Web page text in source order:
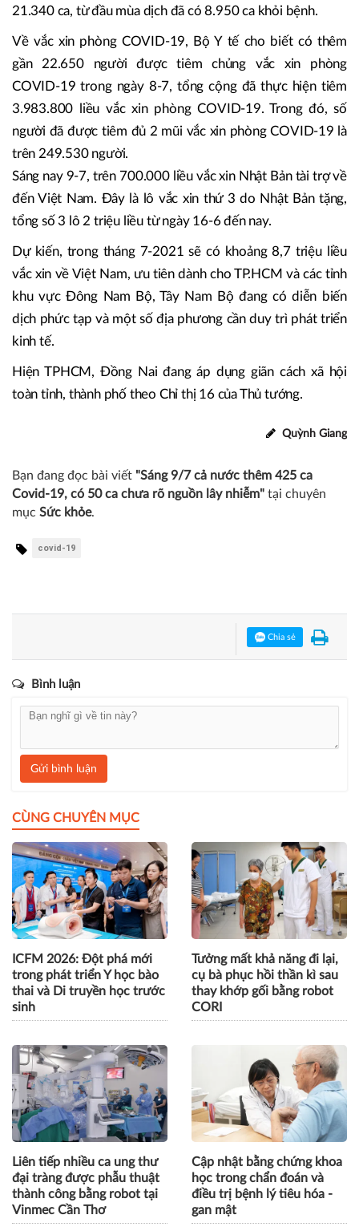
21.340 ca, từ đầu mùa dịch đã có 8.950 ca khỏi bệnh.
Về vắc xin phòng COVID-19, Bộ Y tế cho biết có thêm
gần 22.650 người được tiêm chủng vắc xin phòng
COVID-19 trong ngày 8-7, tổng cộng đã thực hiện tiêm
3.983.800 liều vắc xin phòng COVID-19. Trong đó, số
người đã được tiêm đủ 2 mũi vắc xin phòng COVID-19 là
trên 249.530 người.
Sáng nay 9-7, trên 700.000 liều vắc xin Nhật Bản tài trợ về
đến Việt Nam. Đây là lô vắc xin thứ 3 do Nhật Bản tặng,
tổng số 3 lô 2 triệu liều từ ngày 16-6 đến nay.
Dự kiến, trong tháng 7-2021 sẽ có khoảng 8,7 triệu liều
vắc xin về Việt Nam, ưu tiên dành cho TP.HCM và các tỉnh
khu vực Đông Nam Bộ, Tây Nam Bộ đang có diễn biến
dịch phức tạp và một số địa phương cần duy trì phát triển
kinh tế.
Hiện TPHCM, Đồng Nai đang áp dụng giãn cách xã hội
toàn tỉnh, thành phố theo Chỉ thị 16 của Thủ tướng.
Quỳnh Giang
Bạn đang đọc bài viết "Sáng 9/7 cả nước thêm 425 ca
Covid-19, có 50 ca chưa rõ nguồn lây nhiễm" tại chuyên
mục Sức khỏe.
covid-19
Chia sẻ
Bình luận
Gửi bình luận
CÙNG CHUYÊN MỤC
ICFM 2026: Đột phá mới
trong phát triển Y học bào
thai và Di truyền học trước
sinh
Tưởng mất khả năng đi lại,
cụ bà phục hồi thần kì sau
thay khớp gối bằng robot
CORI
Liên tiếp nhiều ca ung thư
đại tràng được phẫu thuật
thành công bằng robot tại
Vinmec Cần Thơ
Cập nhật bằng chứng khoa
học trong chẩn đoán và
điều trị bệnh lý tiêu hóa -
gan mật